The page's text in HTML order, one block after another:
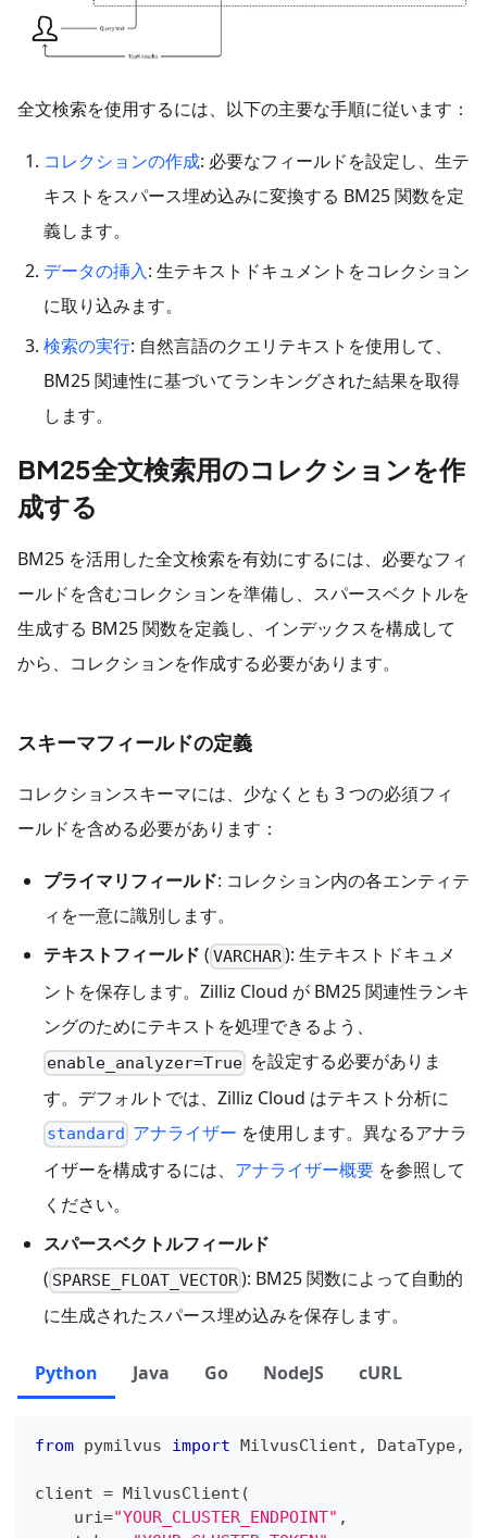
全文検索を使用するには、以下の主要な手順に従います：
コレクションの作成: 必要なフィールドを設定し、生テ
キストをスパース埋め込みに変換する BM25 関数を定
義します。
データの挿入: 生テキストドキュメントをコレクション
に取り込みます。
検索の実行: 自然言語のクエリテキストを使用して、
BM25 関連性に基づいてランキングされた結果を取得
します。
BM25全文検索用のコレクションを作
成する
BM25 を活用した全文検索を有効にするには、必要なフィ
ールドを含むコレクションを準備し、スパースベクトルを
生成する BM25 関数を定義し、インデックスを構成して
から、コレクションを作成する必要があります。
スキーマフィールドの定義
コレクションスキーマには、少なくとも 3 つの必須フィ
ールドを含める必要があります：
プライマリフィールド: コレクション内の各エンティテ
ィを一意に識別します。
テキストフィールド ( VARCHAR): 生テキストドキュメ
ントを保存します。Zilliz Cloud が BM25 関連性ランキ
ングのためにテキストを処理できるよう、
enable_analyzer=True を設定する必要がありま
す。デフォルトでは、Zilliz Cloud はテキスト分析に
standard アナライザー を使用します。異なるアナラ
イザーを構成するには、 アナライザー概要 を参照して
ください。
スパースベクトルフィールド
( SPARSE_FLOAT_VECTOR): BM25 関数によって自動的
に生成されたスパース埋め込みを保存します。
Python Java Go NodeJS cURL
from pymilvus import MilvusClient , DataType,
client = MilvusClient (
    uri
="YOUR_CLUSTER_ENDPOINT" ,